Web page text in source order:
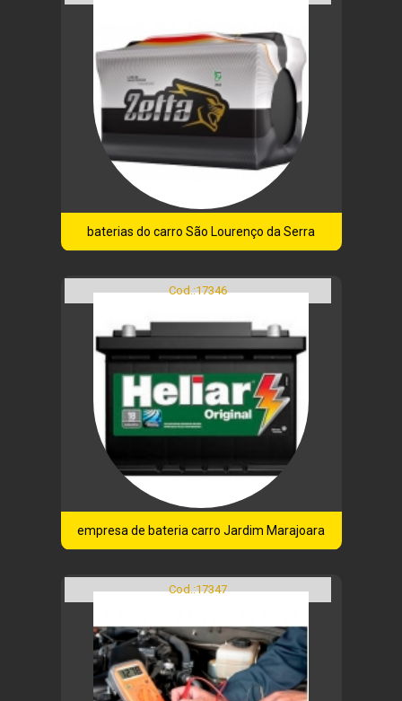
baterias do carro São Lourenço da Serra
Cod.:17346
empresa de bateria carro Jardim Marajoara
Cod.:17347